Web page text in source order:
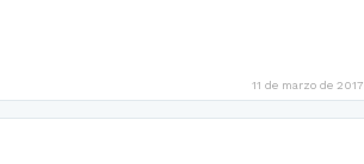
11 de marzo de 2017